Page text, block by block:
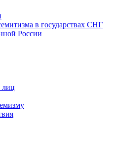
в государствах СНГ
России
лиц